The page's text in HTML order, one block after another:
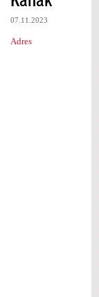
07.11.2023
Adres